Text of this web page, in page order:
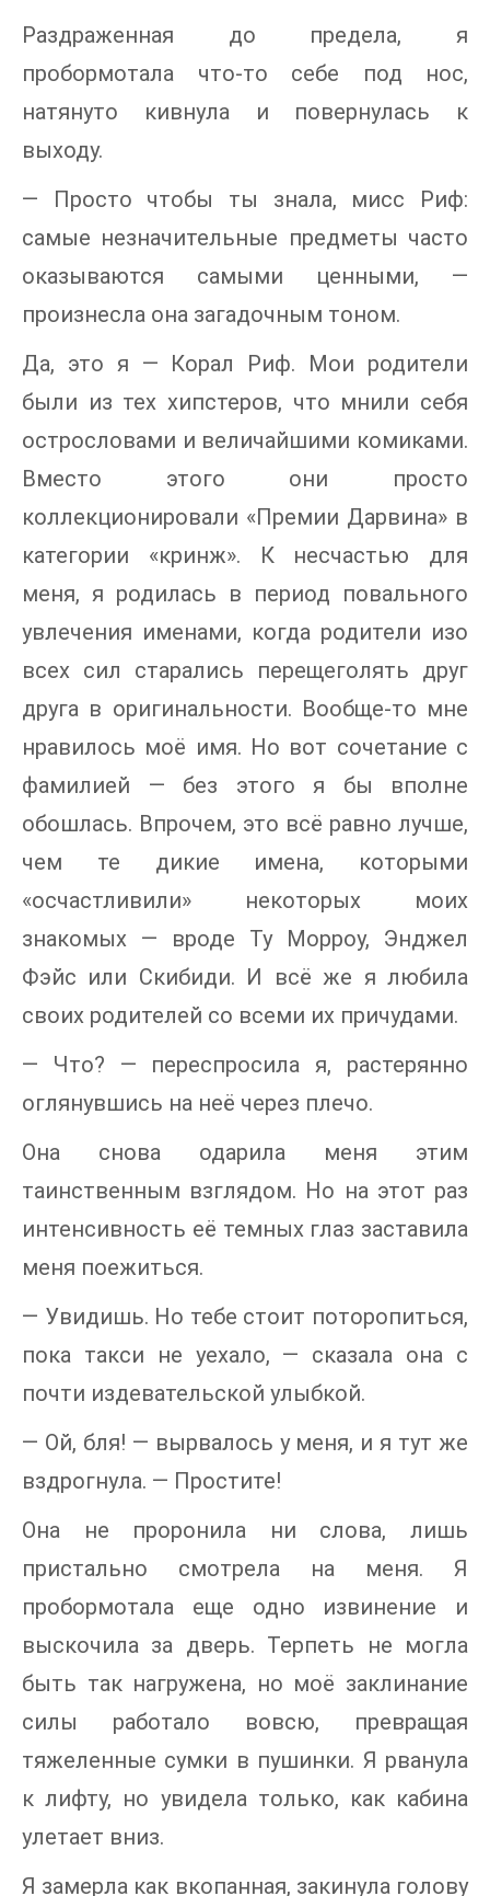
Раздраженная до предела, я
пробормотала что-то себе под нос,
натянуто кивнула и повернулась к
выходу.
— Просто чтобы ты знала, мисс Риф:
самые незначительные предметы часто
оказываются самыми ценными, —
произнесла она загадочным тоном.
Да, это я — Корал Риф. Мои родители
были из тех хипстеров, что мнили себя
острословами и величайшими комиками.
Вместо этого они просто
коллекционировали «Премии Дарвина» в
категории «кринж». К несчастью для
меня, я родилась в период повального
увлечения именами, когда родители изо
всех сил старались перещеголять друг
друга в оригинальности. Вообще-то мне
нравилось моё имя. Но вот сочетание с
фамилией — без этого я бы вполне
обошлась. Впрочем, это всё равно лучше,
чем те дикие имена, которыми
«осчастливили» некоторых моих
знакомых — вроде Ту Морроу, Энджел
Фэйс или Скибиди. И всё же я любила
своих родителей со всеми их причудами.
— Что? — переспросила я, растерянно
оглянувшись на неё через плечо.
Она снова одарила меня этим
таинственным взглядом. Но на этот раз
интенсивность её темных глаз заставила
меня поежиться.
— Увидишь. Но тебе стоит поторопиться,
пока такси не уехало, — сказала она с
почти издевательской улыбкой.
— Ой, бля! — вырвалось у меня, и я тут же
вздрогнула. — Простите!
Она не проронила ни слова, лишь
пристально смотрела на меня. Я
пробормотала еще одно извинение и
выскочила за дверь. Терпеть не могла
быть так нагружена, но моё заклинание
силы работало вовсю, превращая
тяжеленные сумки в пушинки. Я рванула
к лифту, но увидела только, как кабина
улетает вниз.
Я замерла как вкопанная, закинула голову